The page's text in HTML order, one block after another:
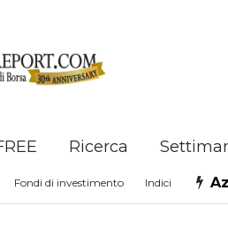
Ricerca
Fondi di investimento Indici